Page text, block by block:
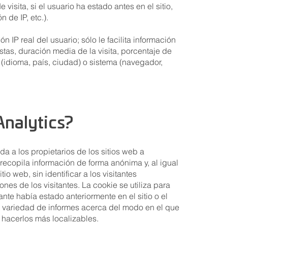
si el usuario ha estado antes en el sitio,
de IP, etc.).
IP real del usuario; sólo le facilita información
duración media de la visita, porcentaje de
país, ciudad) o sistema (navegador,
a los propietarios de los sitios web a
información de forma anónima y, al igual
web, sin identificar a los visitantes
de los visitantes. La cookie se utiliza para
había estado anteriormente en el sitio o el
de informes acerca del modo en el que
más localizables.